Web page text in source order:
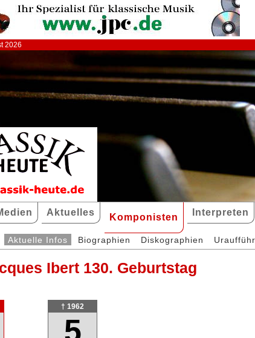
2026
Aktuelles Komponisten Interpreten
Aktuelle Infos Biographien Diskographien
Ibert 130. Geburtstag
† 1962
5